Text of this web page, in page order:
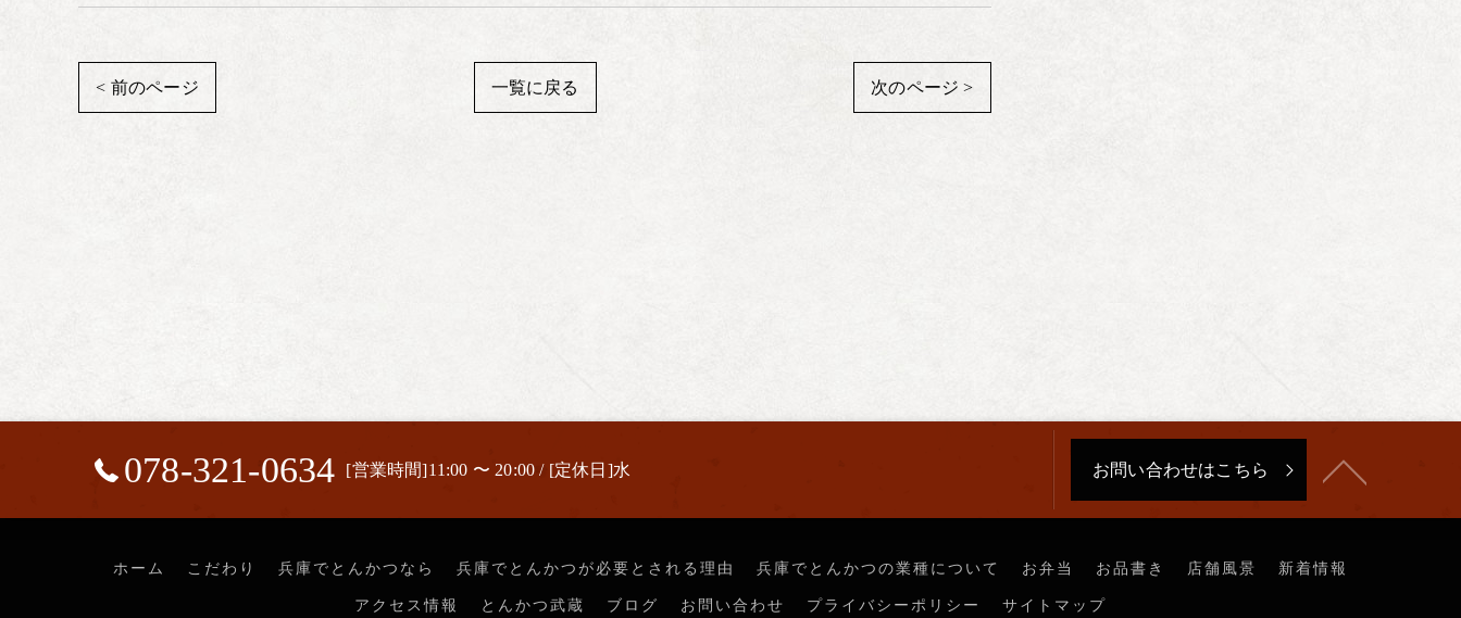
< 前のページ 一覧に戻る 次のページ >
078-321-0634 [営業時間]11:00 〜 20:00 / [定休日]水 お問い合わせはこちら
ホーム こだわり 兵庫でとんかつなら 兵庫でとんかつが必要とされる理由 兵庫でとんかつの業種について お弁当 お品書き 店舗風景 新着情報
アクセス情報 とんかつ武蔵 ブログ お問い合わせ プライバシーポリシー サイトマップ